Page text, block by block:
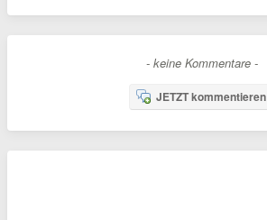
- keine Kommentare -
JETZT kommentieren